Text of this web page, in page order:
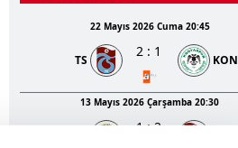
Mayıs Stadyumu
Zemin Durumu
623 km
22 Mayıs 2026 Cuma 20:45
TS
2 : 1
KON
13 Mayıs 2026 Çarşamba 20:30
1:2